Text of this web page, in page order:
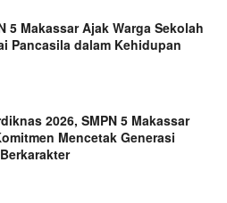
5 Makassar Ajak Warga Sekolah
Pancasila dalam Kehidupan
2026, SMPN 5 Makassar
Mencetak Generasi